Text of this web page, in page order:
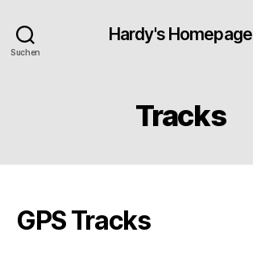
Suchen
Hardy's Homepage
Tracks
GPS Tracks